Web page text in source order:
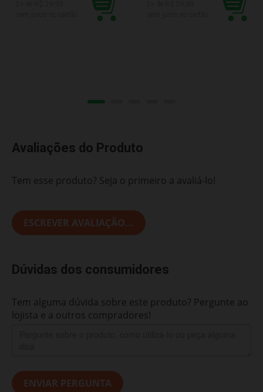
Avaliações do Produto
Tem esse produto? Seja o primeiro a avaliá-lo!
ESCREVER AVALIAÇÃO...
Dúvidas dos consumidores
Tem alguma dúvida sobre este produto? Pergunte ao
lojista e a outros compradores!
ENVIAR PERGUNTA